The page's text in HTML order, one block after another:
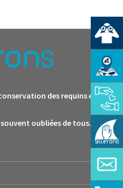
des requins et des
oubliées de tous.